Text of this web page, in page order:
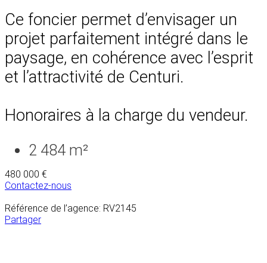
Ce foncier permet d’envisager un
projet parfaitement intégré dans le
paysage, en cohérence avec l’esprit
et l’attractivité de Centuri.
Honoraires à la charge du vendeur.
2 484 m²
480 000 €
Contactez-nous
Référence de l’agence: RV2145
Partager